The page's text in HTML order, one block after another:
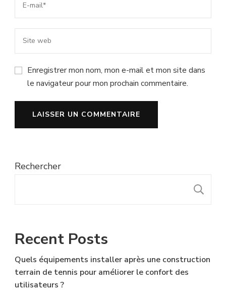
Enregistrer mon nom, mon e-mail et mon site dans
le navigateur pour mon prochain commentaire.
Rechercher
Recent Posts
Quels équipements installer après une construction
terrain de tennis pour améliorer le confort des
utilisateurs ?